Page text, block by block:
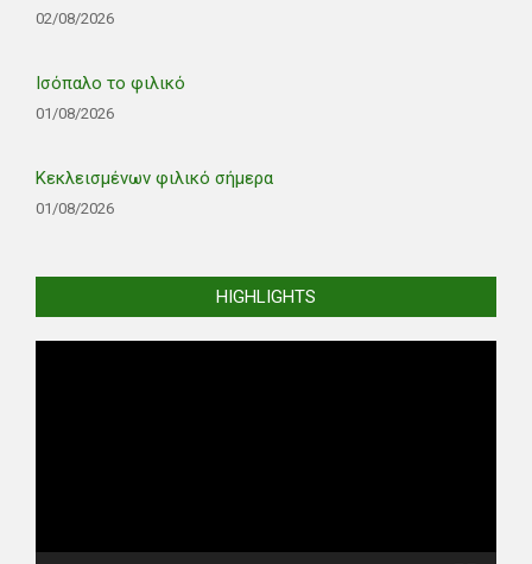
02/08/2026
Ισόπαλο το φιλικό
01/08/2026
Κεκλεισμένων φιλικό σήμερα
01/08/2026
HIGHLIGHTS